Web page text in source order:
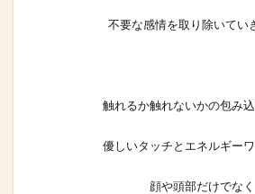
不要な感情を取り除いてい
触れるか触れないかの包み
優しいタッチと エネルギーワ
顔や頭部だけでなく